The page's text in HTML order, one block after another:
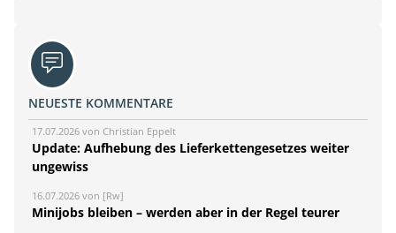
NEUESTE KOMMENTARE
17.07.2026 von Christian Eppelt
Update: Aufhebung des Lieferkettengesetzes weiter
ungewiss
16.07.2026 von [Rw]
Minijobs bleiben – werden aber in der Regel teurer